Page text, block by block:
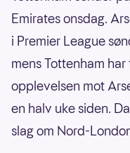
Emirates onsdag.
i Premier League
mens Tottenham
opplevelsen mot
en halv uke siden.
slag om Nord-